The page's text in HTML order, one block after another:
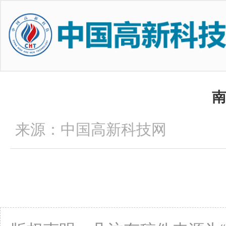
来源：中国高新科技网